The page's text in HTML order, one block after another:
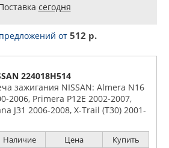
сегодня
от 512 р.
224018H514
зажигания NISSAN: Almera N16
2006, Primera P12E 2002-2007,
J31 2006-2008, X-Trail (T30) 2001-
Наличие Цена Купить